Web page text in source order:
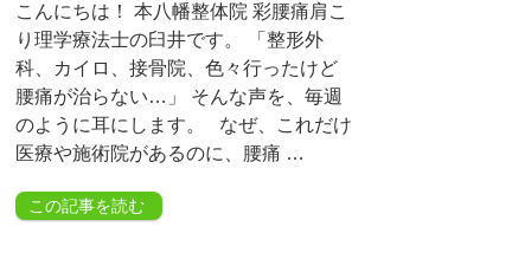
こんにちは！ 本八幡整体院 彩腰痛肩こ
り理学療法士の臼井です。 「整形外
科、カイロ、接骨院、色々行ったけど
腰痛が治らない…」 そんな声を、毎週
のように耳にします。 なぜ、これだけ
医療や施術院があるのに、腰痛 …
この記事を読む